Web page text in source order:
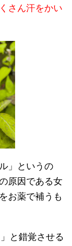
さん汗をかい
」というの
原因である女
お薬で補うも
」と錯覚させる